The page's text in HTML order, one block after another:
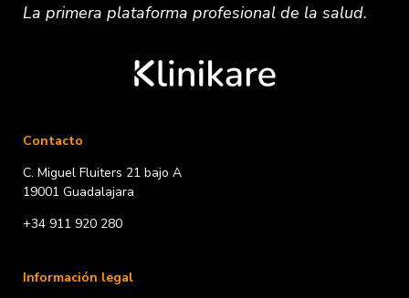
La primera plataformaprofesionalde la salud.
Contacto
C. Miguel Fluiters 21 bajo A
19001 Guadalajara
+34 911 920 280
Información legal